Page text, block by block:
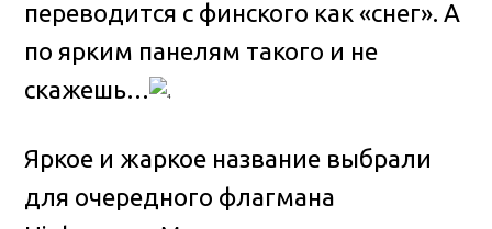
переводится с финского как «снег». А
по ярким панелям такого и не
скажешь…
Яркое и жаркое название выбрали
для очередного флагмана